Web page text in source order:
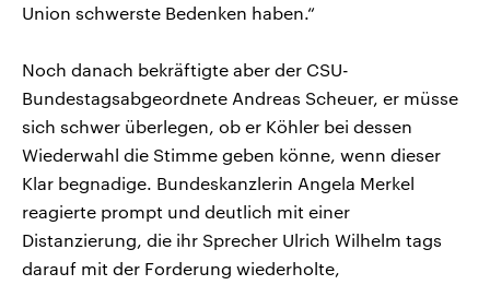
Union schwerste Bedenken haben.“
Noch danach bekräftigte aber der CSU-
Bundestagsabgeordnete Andreas Scheuer, er müsse
sich schwer überlegen, ob er Köhler bei dessen
Wiederwahl die Stimme geben könne, wenn dieser
Klar begnadige. Bundeskanzlerin Angela Merkel
reagierte prompt und deutlich mit einer
Distanzierung, die ihr Sprecher Ulrich Wilhelm tags
darauf mit der Forderung wiederholte,